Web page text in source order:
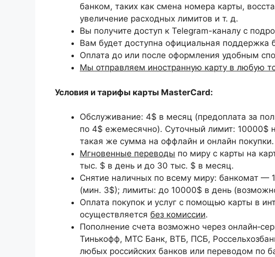
банком, таких как смена номера карты,
увеличение расходных лимитов и т. д.
Вы получите доступ к Telegram-каналу с
Вам будет доступна официальная поддержка
Оплата до или после оформления удобным
Мы отправляем иностранную карту в любую
Условия и тарифы карты MasterCard:
Обслуживание: 4$ в месяц (предоплата за
по 4$ ежемесячно). Суточный лимит: 10000$
такая же сумма на оффлайн и онлайн покупки.
Мгновенные переводы по миру с карты на
тыс. $ в день и до 30 тыс. $ в месяц.
Снятие наличных по всему миру: банкомат —
(мин. 3$); лимиты: до 10000$ в день
Оплата покупок и услуг с помощью карты в
осуществляется без комиссии.
Пополнение счета возможно через
Тинькофф, МТС Банк, ВТБ, ПСБ,
любых российских банков или переводом по